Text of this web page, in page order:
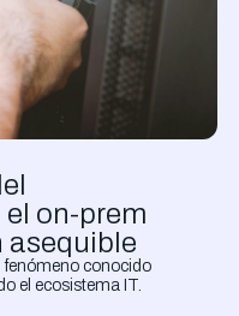
el on-prem
asequible
fenómeno conocido
el ecosistema IT.